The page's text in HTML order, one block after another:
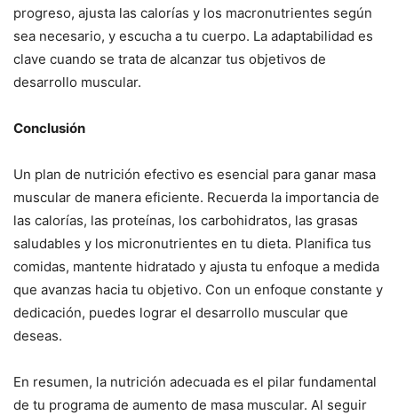
progreso, ajusta las calorías y los macronutrientes según
sea necesario, y escucha a tu cuerpo. La adaptabilidad es
clave cuando se trata de alcanzar tus objetivos de
desarrollo muscular.
Conclusión
Un plan de nutrición efectivo es esencial para ganar masa
muscular de manera eficiente. Recuerda la importancia de
las calorías, las proteínas, los carbohidratos, las grasas
saludables y los micronutrientes en tu dieta. Planifica tus
comidas, mantente hidratado y ajusta tu enfoque a medida
que avanzas hacia tu objetivo. Con un enfoque constante y
dedicación, puedes lograr el desarrollo muscular que
deseas.
En resumen, la nutrición adecuada es el pilar fundamental
de tu programa de aumento de masa muscular. Al seguir